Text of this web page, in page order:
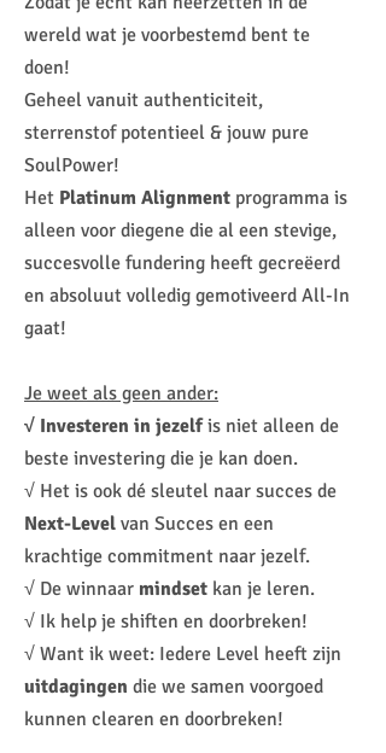
wereld wat je voorbestemd bent te
doen!
Geheel vanuit authenticiteit,
sterrenstof potentieel & jouw pure
SoulPower!
Het Platinum Alignment programma is
alleen voor diegene die al een stevige,
succesvolle fundering heeft gecreëerd
en absoluut volledig gemotiveerd All-In
gaat!
Je weet als geen ander:
√ Investeren in jezelfis niet alleen de
beste investering die je kan doen.
√ Het is ook dé sleutel naar succes de
Next-Level van Succes en een
krachtige commitment naar jezelf.
√ De winnaar mindset kan je leren.
√ Ik help je shiften en doorbreken!
√ Want ik weet: Iedere Level heeft zijn
uitdagingen die we samen voorgoed
kunnen clearen en doorbreken!